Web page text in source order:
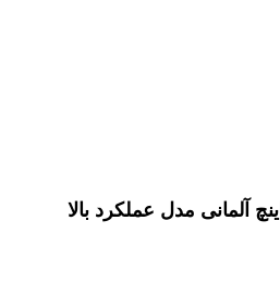
ممبران لوبرین لنسس 8 اینچ آلمانی مدل عملکرد بالا